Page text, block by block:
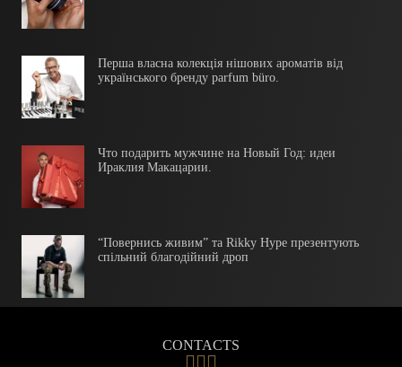
Перша власна колекція нішових ароматів від
українського бренду parfum büro.
Что подарить мужчине на Новый Год: идеи
Ираклия Макацарии.
“Повернись живим” та Rikky Hype презентують
спільний благодійний дроп
CONTACTS